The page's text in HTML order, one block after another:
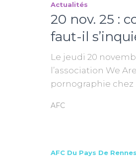
Actualités
20 nov. 25 :
faut-il
Le jeudi 20
l’association We
pornographie chez
AFC
AFC Du Pays De Rennes